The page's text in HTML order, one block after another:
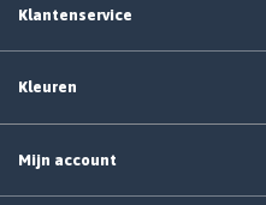
Klantenservice
Kleuren
Mijn account